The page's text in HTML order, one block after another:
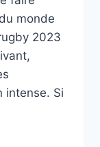
monde
2023
intense. Si